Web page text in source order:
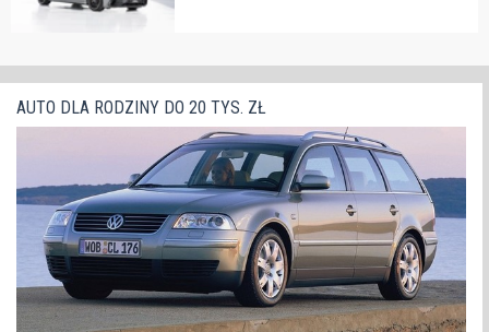
AUTO DLA RODZINY DO 20 TYS. ZŁ